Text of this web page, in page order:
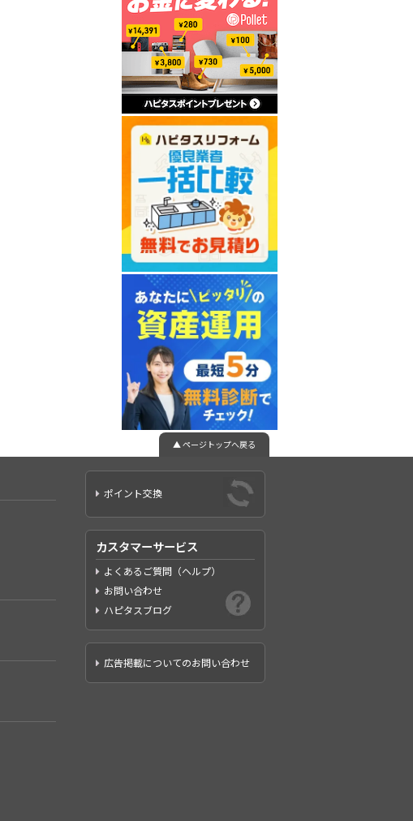
▲ ページトップへ戻る
ポイント交換
カスタマーサービス
よくあるご質問（ヘルプ）
お問い合わせ
ハピタスブログ
広告掲載についてのお問い合わせ